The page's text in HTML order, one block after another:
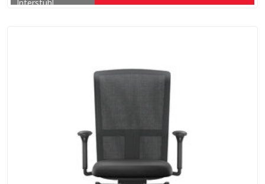
Interstuhl